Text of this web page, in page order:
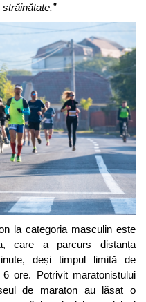
la categoria masculin este
care a parcurs distanța
deși timpul limită de
ore. Potrivit maratonistului
de maraton au lăsat o